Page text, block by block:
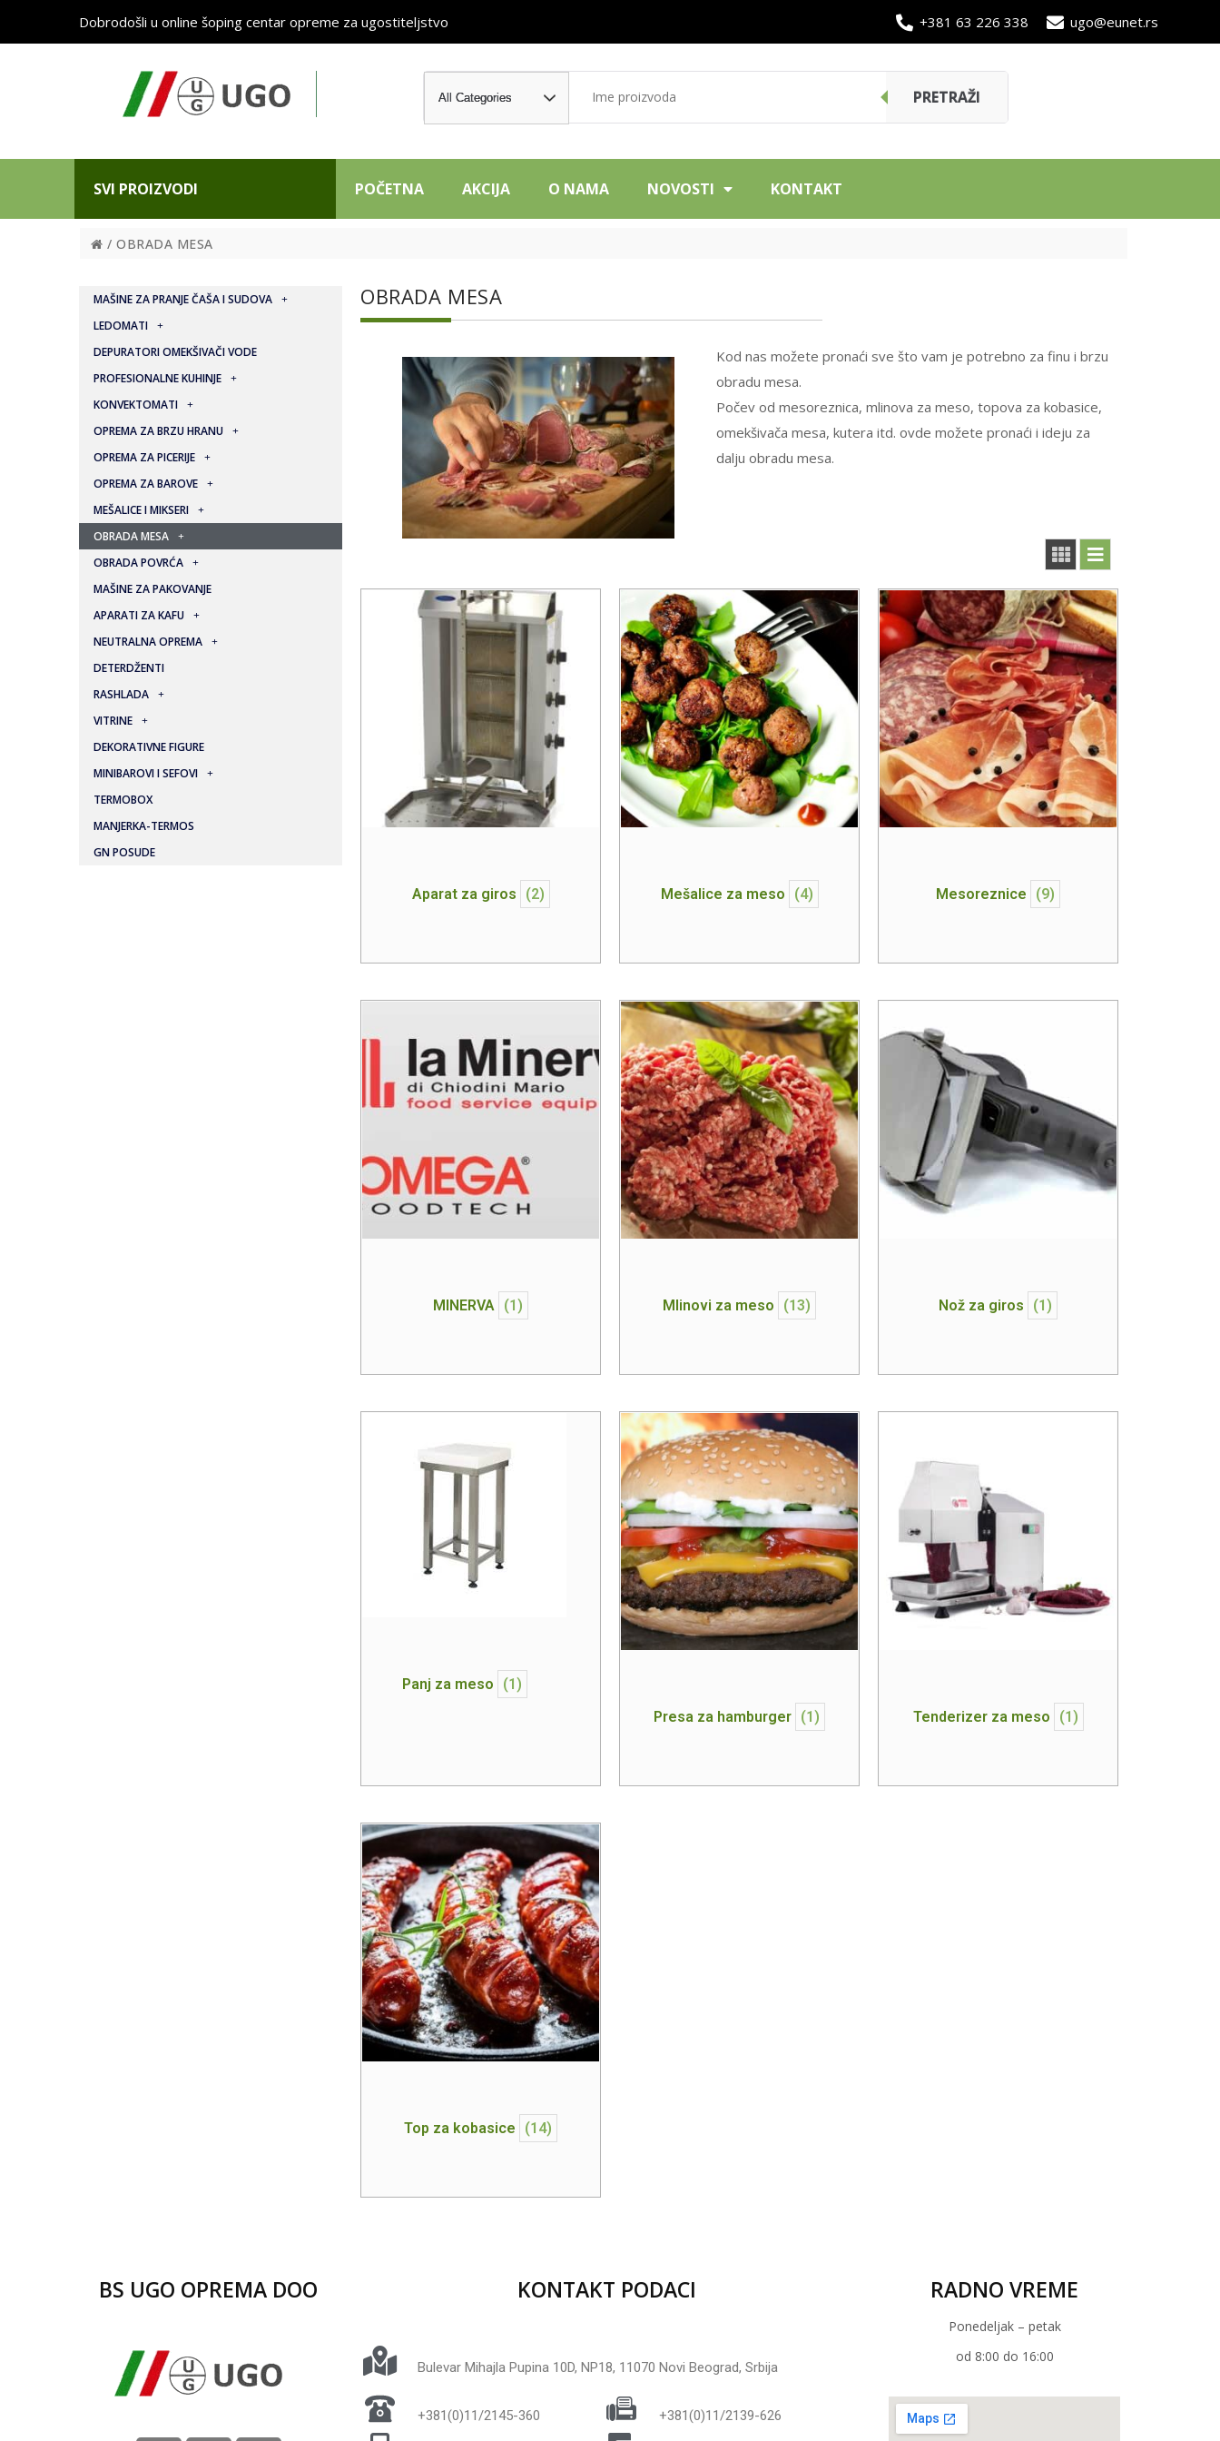
Dobrodošli u online šoping centar opreme za ugostiteljstvo +381 63 226 338 ugo@eunet.rs
PRETRAŽI
SVI PROIZVODI POČETNA AKCIJA O NAMA NOVOSTI KONTAKT
/ OBRADA MESA
MAŠINE ZA PRANJE ČAŠA I SUDOVA
LEDOMATI
DEPURATORI OMEKŠIVAČI VODE
PROFESIONALNE KUHINJE
KONVEKTOMATI
OPREMA ZA BRZU HRANU
OPREMA ZA PICERIJE
OPREMA ZA BAROVE
MEŠALICE I MIKSERI
OBRADA MESA
OBRADA POVRĆA
MAŠINE ZA PAKOVANJE
APARATI ZA KAFU
NEUTRALNA OPREMA
DETERDŽENTI
RASHLADA
VITRINE
DEKORATIVNE FIGURE
MINIBAROVI I SEFOVI
TERMOBOX
MANJERKA-TERMOS
GN POSUDE
OBRADA MESA
Kod nas možete pronaći sve što vam je potrebno za finu i brzu
obradu mesa.
Počev od mesoreznica, mlinova za meso, topova za kobasice,
omekšivača mesa, kutera itd. ovde možete pronaći i ideju za
dalju obradu mesa.
Aparat za giros (2) Mešalice za meso (4) Mesoreznice (9)
MINERVA (1) Mlinovi za meso (13) Nož za giros (1)
Panj za meso
(1)
Presa za hamburger (1) Tenderizer za meso (1)
Top za kobasice (14)
BS UGO OPREMA DOO KONTAKT PODACI
Bulevar Mihajla Pupina 10D, NP18, 11070 Novi Beograd, Srbija
+381(0)11/2145-360 +381(0)11/2139-626
RADNO VREME
Ponedeljak – petak
od 8:00 do 16:00